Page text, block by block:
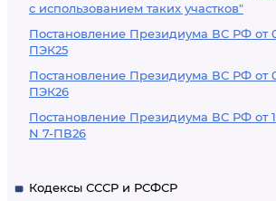
с использованием таких участков"
Постановление Президиума ВС РФ от
ПЭК25
Постановление Президиума ВС РФ от
ПЭК26
Постановление Президиума ВС РФ от
N 7-ПВ26
Кодексы СССР и РСФСР